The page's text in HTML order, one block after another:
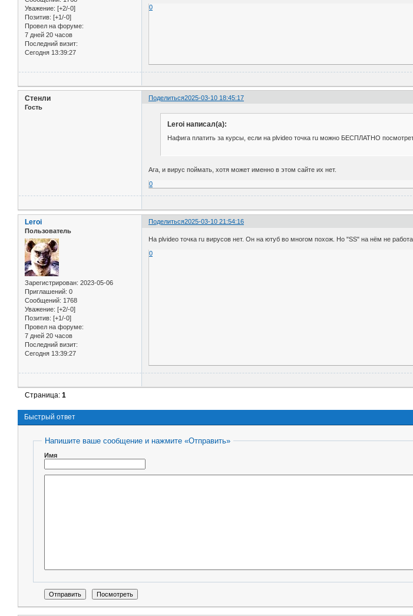
Уважение: [+2/-0]
Позитив: [+1/-0]
Провел на форуме:
7 дней 20 часов
Последний визит:
Сегодня 13:39:27
0
Поделиться2025-03-10 18:45:17
Стенли
Гость
Leroi написал(а):
Нафига платить за курсы, если на plvideo точка ru можно БЕСПЛАТНО
Ага, и вирус поймать, хотя может именно в этом сайте их нет.
0
Поделиться2025-03-10 21:54:16
Leroi
Пользователь
Зарегистрирован: 2023-05-06
Приглашений: 0
Сообщений: 1768
Уважение: [+2/-0]
Позитив: [+1/-0]
Провел на форуме:
7 дней 20 часов
Последний визит:
Сегодня 13:39:27
На plvideo точка ru вирусов нет. Он на ютуб во многом похож. Но "SS" на нём не
0
Страница:1
Быстрый ответ
Напишите ваше сообщение и нажмите «Отправить»
Имя